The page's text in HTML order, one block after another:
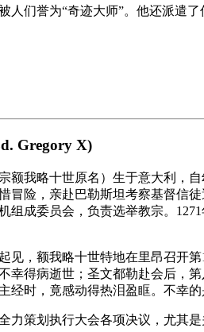
们誉为“奇迹大师”。他还派遣
Gregory X)
额我略十世原名）生于意大利，
冒险，亲赴巴勒斯坦考察基督信
组成委员会，负责选举教宗。
，额我略十世特地在里昂召开
幸得病逝世；圣文都勒赴会后，
经时，竟感动得热泪盈眶。不幸
策划执行大会各项决议，尤其